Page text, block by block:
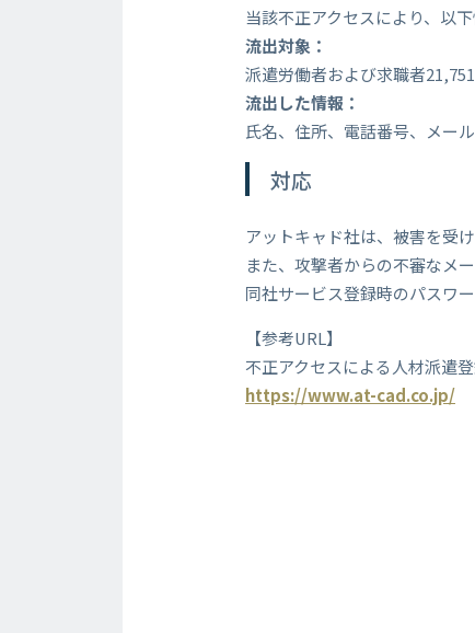
当該不正アクセスにより、以
流出対象：
派遣労働者および求職者
流出した情報：
氏名、住所、電話番号、メー
対応
アットキャド社は、被害を受
また、攻撃者からの不審なメ
同社サービス登録時のパスワ
【参考URL】
不正アクセスによる人材派遣
https://www.at-cad.co.jp/